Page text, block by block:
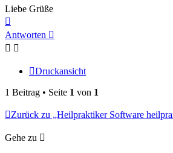
Liebe Grüße
oben
Antworten
Druckansicht
1 Beitrag • Seite 1 von 1
Zurück zu „Heilpraktiker Software
Gehe zu